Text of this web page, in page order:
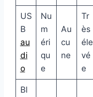
US
B
au
di
o
Nu
m
éri
qu
e
Au
cu
ne
Tr
ès
éle
vé
e
Bl